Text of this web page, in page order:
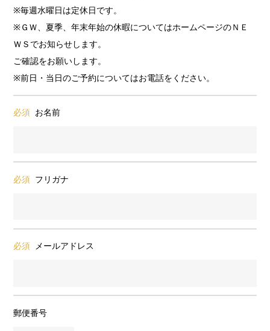
※毎週水曜日は定休日です。
※ＧＷ、夏季、年末年始の休暇についてはホームページのＮＥ
ＷＳでお知らせします。
ご確認をお願いします。
※前日・当日のご予約についてはお電話をください。
必須 お名前
必須 フリガナ
必須 メールアドレス
郵便番号